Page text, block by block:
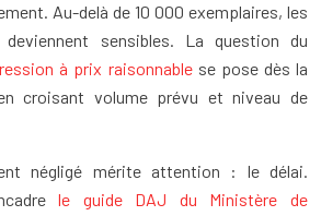
Au-delà de 10 000 exemplaires, les
deviennent sensibles. La question du
à prix raisonnablese pose dès la
croisant volume prévu et niveau de
négligé mérite attention : le délai.
le guide DAJ du Ministère de